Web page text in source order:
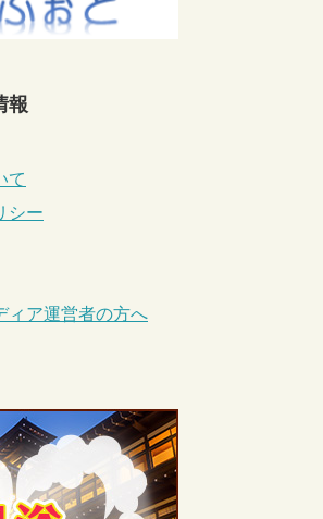
報
て
シー
ィア運営者の方へ